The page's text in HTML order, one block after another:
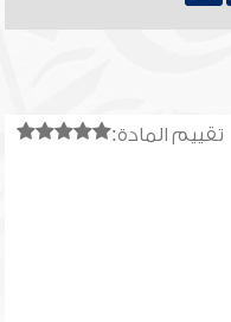
تقييم المادة: